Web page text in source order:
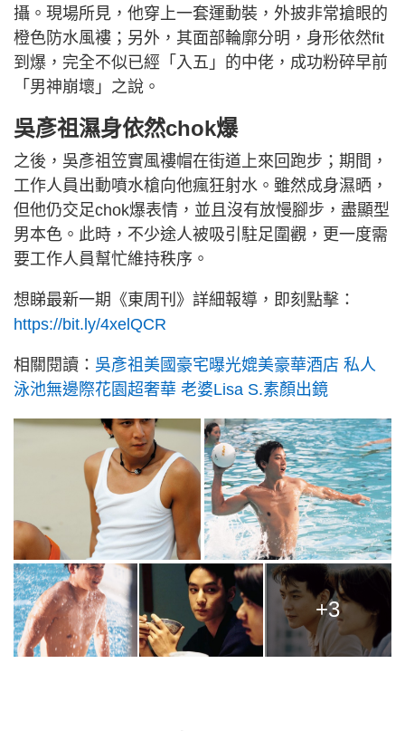
攝。現場所見，他穿上一套運動裝，外披非常搶眼的
橙色防水風褸；另外，其面部輪廓分明，身形依然fit
到爆，完全不似已經「入五」的中佬，成功粉碎早前
「男神崩壞」之說。
吳彥祖濕身依然chok爆
之後，吳彥祖笠實風褸帽在街道上來回跑步；期間，
工作人員出動噴水槍向他瘋狂射水。雖然成身濕晒，
但他仍交足chok爆表情，並且沒有放慢腳步，盡顯型
男本色。此時，不少途人被吸引駐足圍觀，更一度需
要工作人員幫忙維持秩序。
想睇最新一期《東周刊》詳細報導，即刻點擊：
https://bit.ly/4xelQCR
相關閱讀： 吳彥祖美國豪宅曝光媲美豪華酒店 私人
泳池無邊際花園超奢華 老婆Lisa S.素顏出鏡
+3